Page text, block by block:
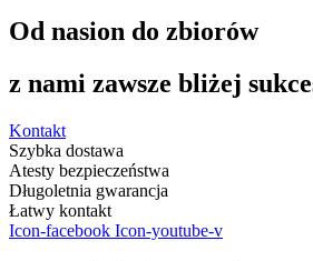
Od nasion do zbiorów
z nami zawsze bliżej
Kontakt
Szybka dostawa
Atesty bezpieczeństwa
Długoletnia gwarancja
Łatwy kontakt
Icon-facebook Icon-youtube-v